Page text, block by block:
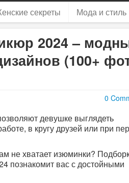
секреты Мода и стиль
2024 –
(100+
0
девушке выглядеть
в кругу друзей или при
не хватает изюминки?
познакомит вас с достойными